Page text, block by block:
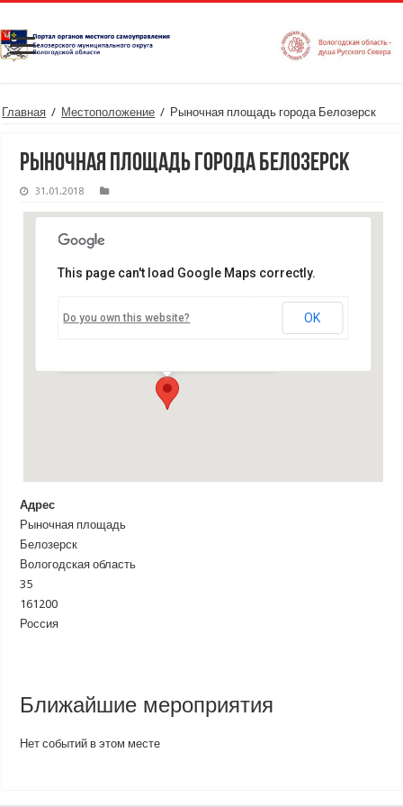
Главная / Местоположение / Рыночная площадь города Белозерск
Рыночная площадь города Белозерск
31.01.2018
Рыночная площадь города Белозерск
This page can't load Google Maps correctly.
Do you own this website? OK
Адрес
Рыночная площадь
Белозерск
Вологодская область
35
161200
Россия
Ближайшие мероприятия
Нет событий в этом месте